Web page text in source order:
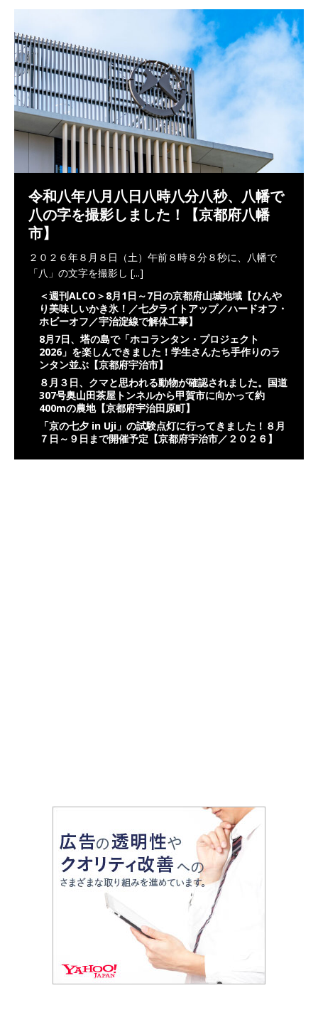
令和八年八月八日八時八分八秒、八幡で
八の字を撮影しました！【京都府八幡
市】
２０２６年８月８日（土）午前８時８分８秒に、八幡で
「八」の文字を撮影し [...]
＜週刊ALCO＞8月1日～7日の京都府山城地域【ひんや
り美味しいかき氷！／七夕ライトアップ／ハードオフ・
ホビーオフ／宇治淀線で解体工事】
8月7日、塔の島で「ホコランタン・プロジェクト
2026」を楽しんできました！学生さんたち手作りのラ
ンタン並ぶ【京都府宇治市】
８月３日、クマと思われる動物が確認されました。国道
307号奥山田茶屋トンネルから甲賀市に向かって約
400mの農地【京都府宇治田原町】
「京の七夕 in Uji」の試験点灯に行ってきました！８月
７日～９日まで開催予定【京都府宇治市／２０２６】